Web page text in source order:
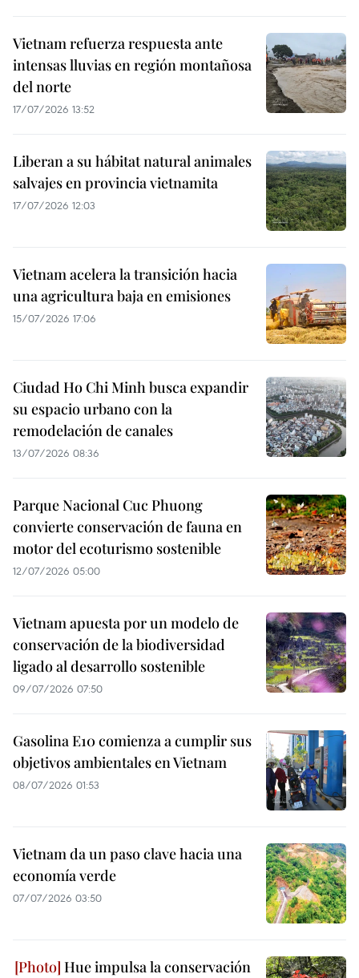
Vietnam refuerza respuesta ante
intensas lluvias en región montañosa
del norte
17/07/2026 13:52
Liberan a su hábitat natural animales
salvajes en provincia vietnamita
17/07/2026 12:03
Vietnam acelera la transición hacia
una agricultura baja en emisiones
15/07/2026 17:06
Ciudad Ho Chi Minh busca expandir
su espacio urbano con la
remodelación de canales
13/07/2026 08:36
Parque Nacional Cuc Phuong
convierte conservación de fauna en
motor del ecoturismo sostenible
12/07/2026 05:00
Vietnam apuesta por un modelo de
conservación de la biodiversidad
ligado al desarrollo sostenible
09/07/2026 07:50
Gasolina E10 comienza a cumplir sus
objetivos ambientales en Vietnam
08/07/2026 01:53
Vietnam da un paso clave hacia una
economía verde
07/07/2026 03:50
Hue impulsa la conservación